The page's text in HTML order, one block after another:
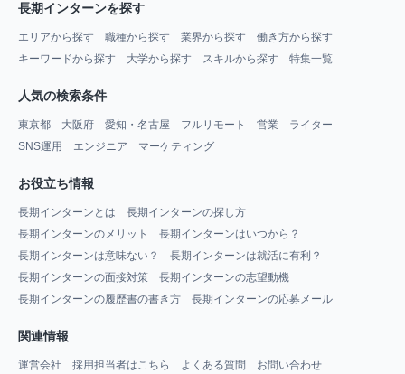
長期インターンを探す
エリアから探す 職種から探す 業界から探す
働き方から探す
キーワードから探す
大学から探す スキルから探す 特集一覧
人気の検索条件
東京都 大阪府 愛知・名古屋 フルリモート 営業
ライター
SNS運用
エンジニア マーケティング
お役立ち情報
長期インターンとは
長期インターンの探し方
長期インターンのメリット
長期インターンはいつから？
長期インターンは意味ない？
長期インターンは就活に有利？
長期インターンの面接対策
長期インターンの志望動機
長期インターンの履歴書の書き方
長期インターンの応募メール
関連情報
運営会社 採用担当者はこちら よくある質問 お問い合わせ